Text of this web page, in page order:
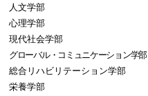
人文学部
心理学部
現代社会学部
グローバル・コミュニケーション学部
総合リハビリテーション学部
栄養学部